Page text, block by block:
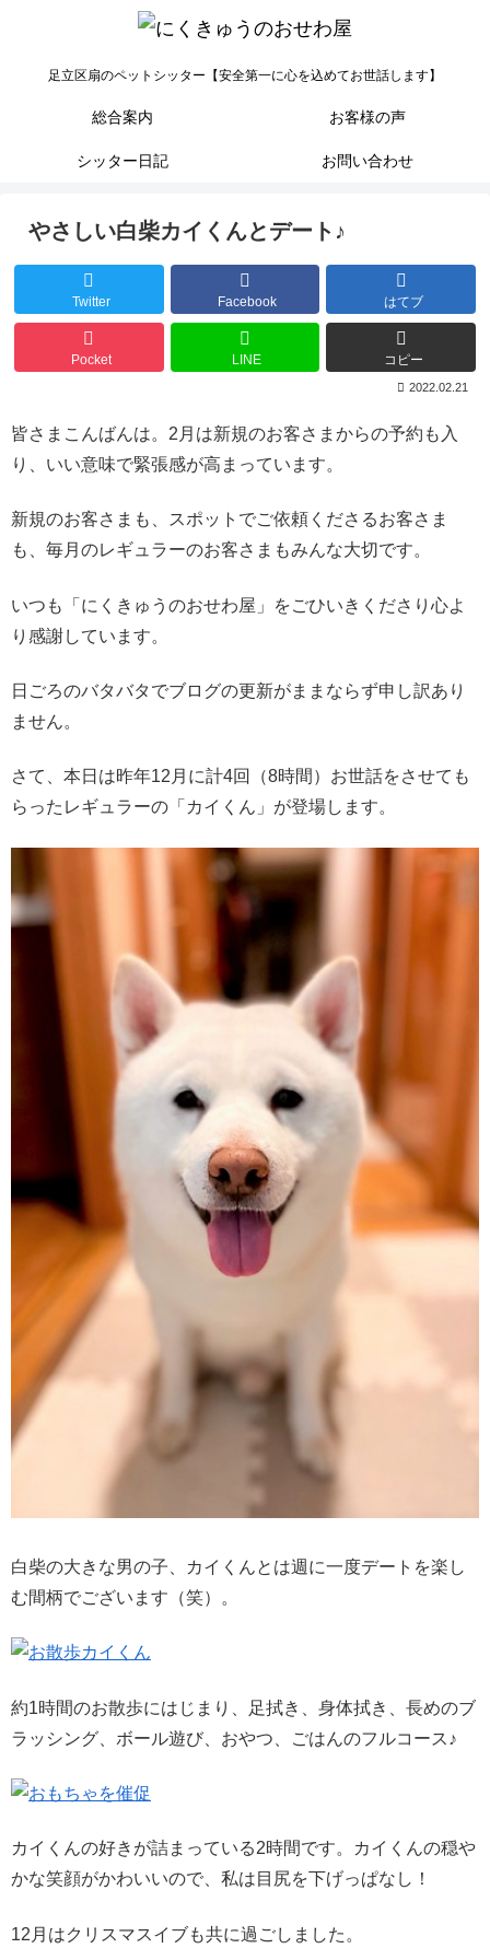
足立区扇のペットシッター【安全第一に心を込めてお世話します】
総合案内 お客様の声
シッター日記 お問い合わせ
やさしい白柴カイくんとデート♪
Twitter Facebook はてブ
Pocket LINE コピー
2022.02.21
皆さまこんばんは。2月は新規のお客さまからの予約も入
り、いい意味で緊張感が高まっています。
新規のお客さまも、スポットでご依頼くださるお客さま
も、毎月のレギュラーのお客さまもみんな大切です。
いつも「にくきゅうのおせわ屋」をごひいきくださり心よ
り感謝しています。
日ごろのバタバタでブログの更新がままならず申し訳あり
ません。
さて、本日は昨年12月に計4回（8時間）お世話をさせても
らったレギュラーの「カイくん」が登場します。
白柴の大きな男の子、カイくんとは週に一度デートを楽し
む間柄でございます（笑）。
約1時間のお散歩にはじまり、足拭き、身体拭き、長めのブ
ラッシング、ボール遊び、おやつ、ごはんのフルコース♪
カイくんの好きが詰まっている2時間です。カイくんの穏や
かな笑顔がかわいいので、私は目尻を下げっぱなし！
12月はクリスマスイブも共に過ごしました。